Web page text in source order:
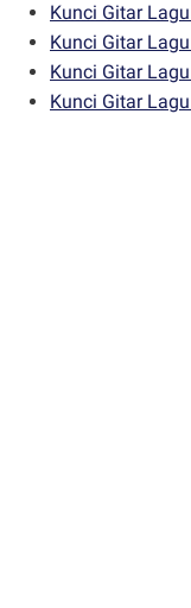
Kunci Gitar
Kunci Gitar
Kunci Gitar
Kunci Gitar